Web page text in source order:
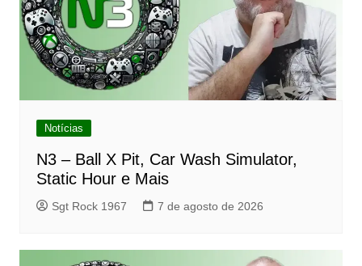
Notícias
N3 – Ball X Pit, Car Wash Simulator,
Static Hour e Mais
Sgt Rock 1967 7 de agosto de 2026